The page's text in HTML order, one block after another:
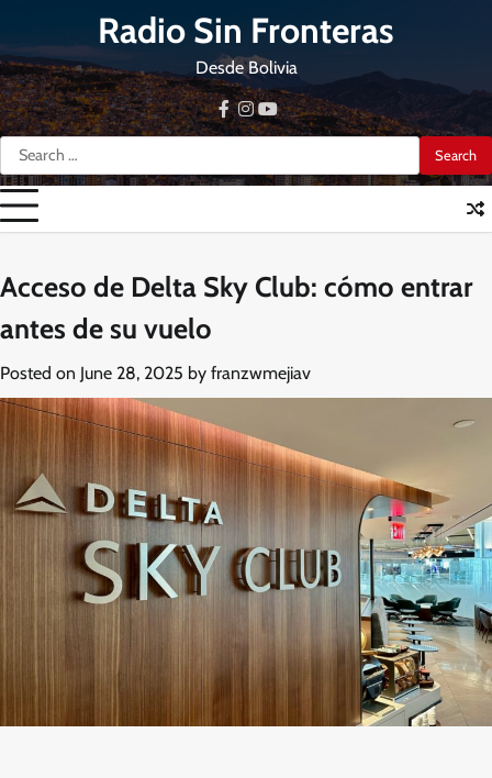
content
Radio Sin Fronteras
Desde Bolivia
Search
for:
facebook
instagram
youtube
Acceso de Delta Sky Club: cómo entrar
antes de su vuelo
Posted on June 28, 2025 by franzwmejiav